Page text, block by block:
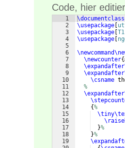
Code, hier
1
2
3
4
5
6
7
8
9
10
11
12
13
14
15
16
17
18
19
\documentclass
\usepackage
\usepackage T1
\usepackage
\newcounter{
\csname
%
{%
}%
}%